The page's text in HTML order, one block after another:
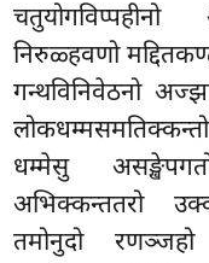
चतुयोगविप्पहीनो
निरुळ्हवणो
गन्थविनिवेठनो
लोकधम्मसमतिक्कन्तो
धम्मेसु
अभिक्कन्ततरो
तमोनुदो